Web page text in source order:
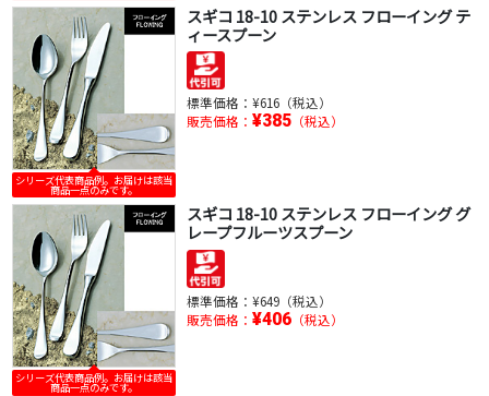
シリーズ代表商品例。お届けは該当
商品一点のみです。
スギコ 18-10 ステンレス フローイング テ
ィースプーン
標準価格： ¥616（税込）
販売価格： ¥385（税込）
シリーズ代表商品例。お届けは該当
商品一点のみです。
スギコ 18-10 ステンレス フローイング グ
レープフルーツスプーン
標準価格： ¥649（税込）
販売価格： ¥406（税込）